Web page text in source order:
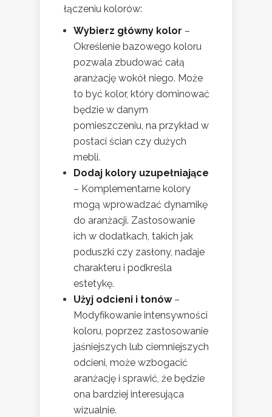
łączeniu kolorów:
Wybierz główny kolor –
Określenie bazowego koloru
pozwala zbudować całą
aranżację wokół niego. Może
to być kolor, który dominować
będzie w danym
pomieszczeniu, na przykład w
postaci ścian czy dużych
mebli.
Dodaj kolory uzupełniające
– Komplementarne kolory
mogą wprowadzać dynamikę
do aranżacji. Zastosowanie
ich w dodatkach, takich jak
poduszki czy zasłony, nadaje
charakteru i podkreśla
estetykę.
Użyj odcieni i tonów–
Modyfikowanie intensywności
koloru, poprzez zastosowanie
jaśniejszych lub ciemniejszych
odcieni, może wzbogacić
aranżację i sprawić, że będzie
ona bardziej interesująca
wizualnie.